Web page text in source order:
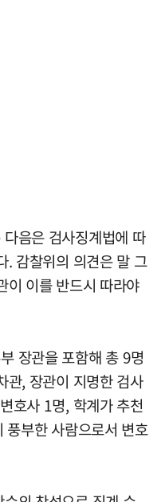
음은 검사징계법에 따
. 감찰위의 의견은 말 그
이 이를 반드시 따라야
장관을 포함해 총 9명
관, 장관이 지명한 검사
호사 1명, 학계가 추천
풍부한 사람으로서 변호